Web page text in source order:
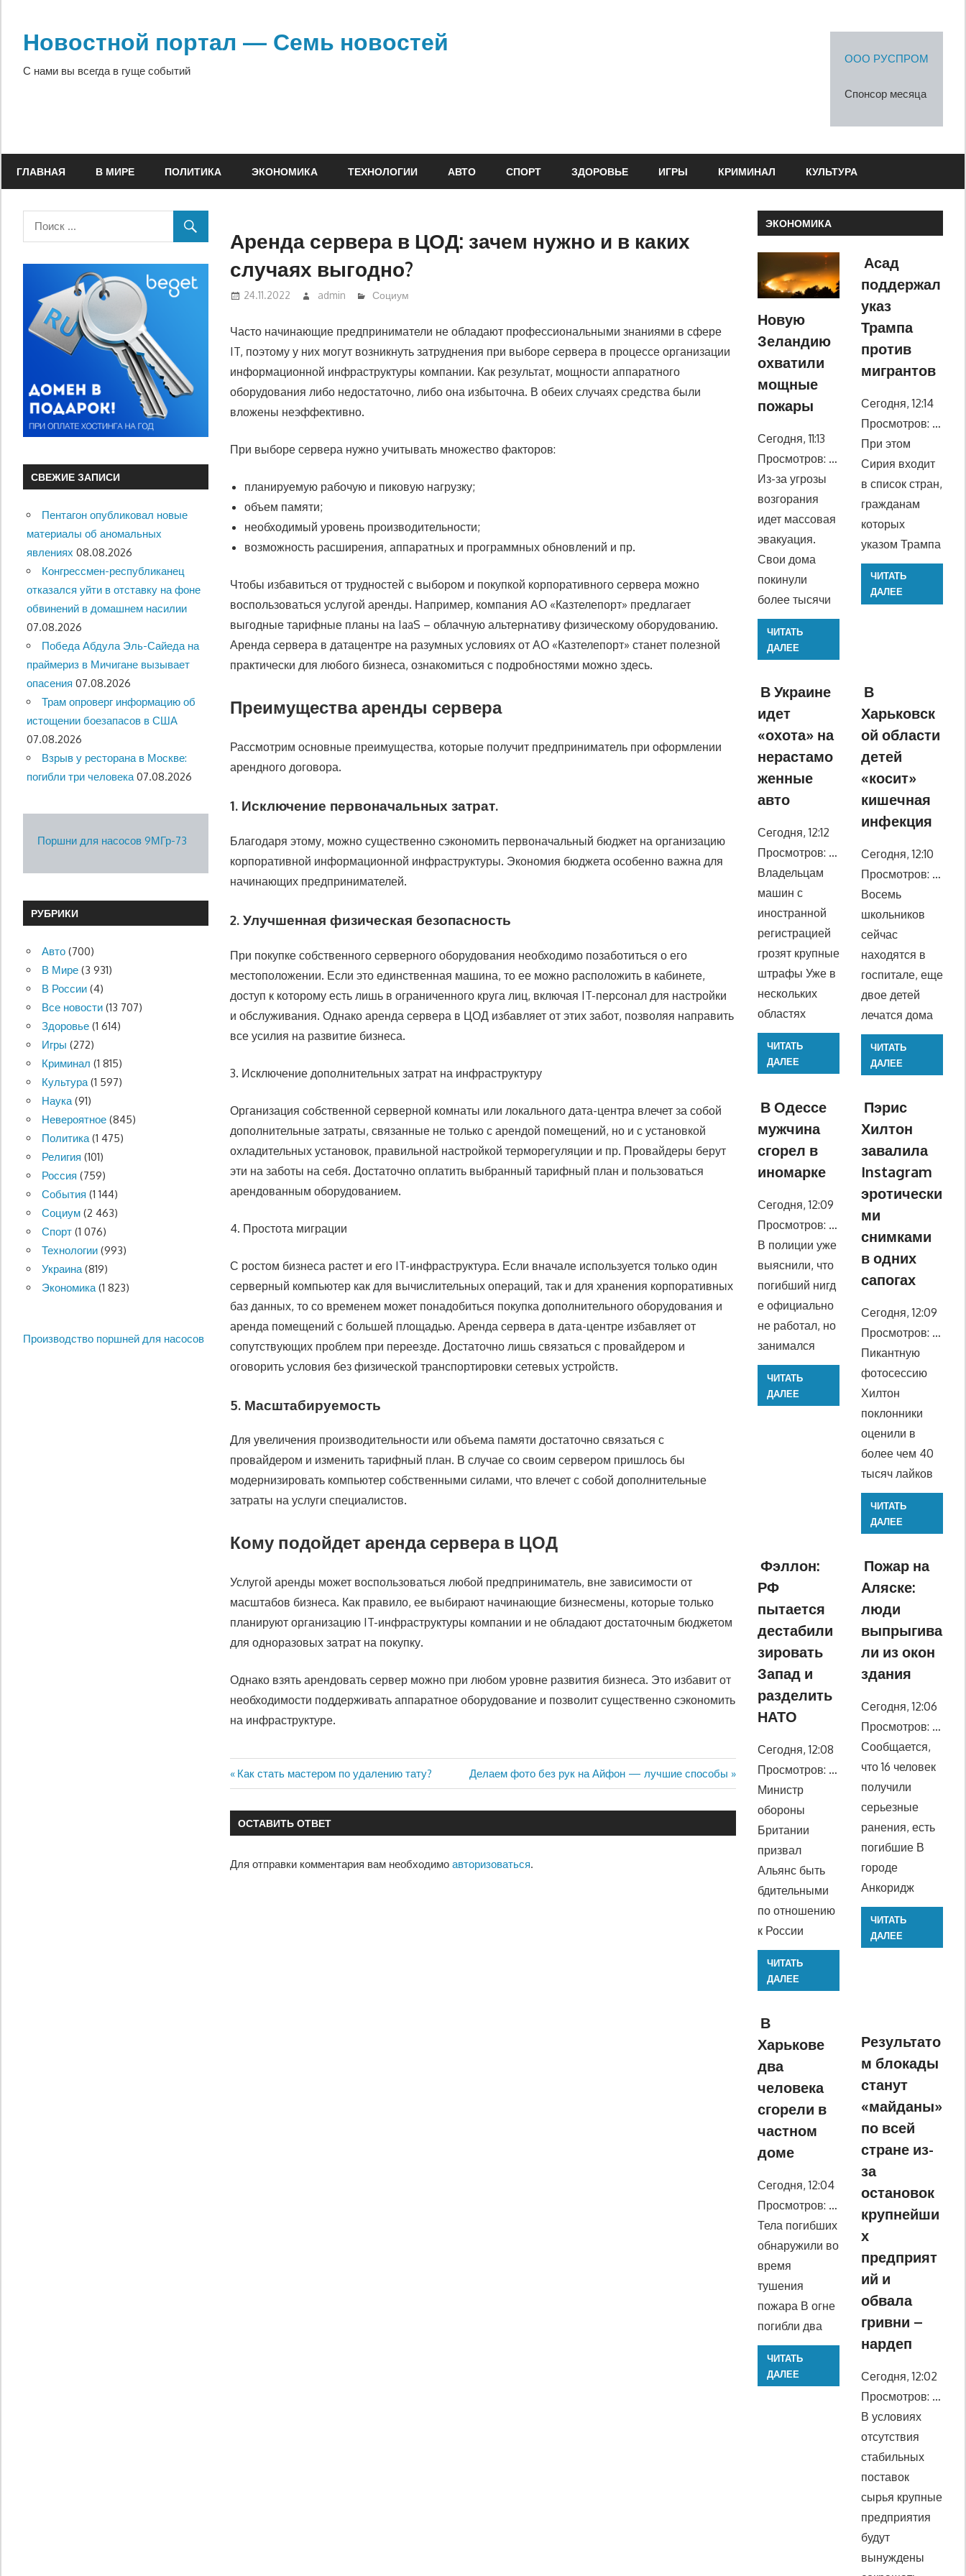
содержимому
Новостной портал — Семь новостей
С нами вы всегда в гуще событий
ООО РУСПРОМ
Спонсор месяца
ГЛАВНАЯ В МИРЕ ПОЛИТИКА ЭКОНОМИКА ТЕХНОЛОГИИ АВТО СПОРТ ЗДОРОВЬЕ ИГРЫ КРИМИНАЛ КУЛЬТУРА
Аренда сервера в ЦОД: зачем нужно и в каких
случаях выгодно?
24.11.2022 admin Социум
Часто начинающие предприниматели не обладают профессиональными знаниями в сфере
IT, поэтому у них могут возникнуть затруднения при выборе сервера в процессе организации
информационной инфраструктуры компании. Как результат, мощности аппаратного
оборудования либо недостаточно, либо она избыточна. В обеих случаях средства были
вложены неэффективно.
При выборе сервера нужно учитывать множество факторов:
планируемую рабочую и пиковую нагрузку;
объем памяти;
необходимый уровень производительности;
возможность расширения, аппаратных и программных обновлений и пр.
Чтобы избавиться от трудностей с выбором и покупкой корпоративного сервера можно
воспользоваться услугой аренды. Например, компания АО «Казтелепорт» предлагает
выгодные тарифные планы на IaaS – облачную альтернативу физическому оборудованию.
Аренда сервера в датацентре на разумных условиях от АО «Казтелепорт» станет полезной
практически для любого бизнеса, ознакомиться с подробностями можно здесь.
Преимущества аренды сервера
Рассмотрим основные преимущества, которые получит предприниматель при оформлении
арендного договора.
1. Исключение первоначальных затрат.
Благодаря этому, можно существенно сэкономить первоначальный бюджет на организацию
корпоративной информационной инфраструктуры. Экономия бюджета особенно важна для
начинающих предпринимателей.
2. Улучшенная физическая безопасность
При покупке собственного серверного оборудования необходимо позаботиться о его
местоположении. Если это единственная машина, то ее можно расположить в кабинете,
доступ к которому есть лишь в ограниченного круга лиц, включая IT-персонал для настройки
и обслуживания. Однако аренда сервера в ЦОД избавляет от этих забот, позволяя направить
все усилия на развитие бизнеса.
3. Исключение дополнительных затрат на инфраструктуру
Организация собственной серверной комнаты или локального дата-центра влечет за собой
дополнительные затраты, связанные не только с арендой помещений, но и с установкой
охладительных установок, правильной настройкой терморегуляции и пр. Провайдеры берут
эти на заботы на себя. Достаточно оплатить выбранный тарифный план и пользоваться
арендованным оборудованием.
4. Простота миграции
С ростом бизнеса растет и его IT-инфраструктура. Если вначале используется только один
серверный компьютер как для вычислительных операций, так и для хранения корпоративных
баз данных, то со временем может понадобиться покупка дополнительного оборудования и
аренда помещений с большей площадью. Аренда сервера в дата-центре избавляет от
сопутствующих проблем при переезде. Достаточно лишь связаться с провайдером и
оговорить условия без физической транспортировки сетевых устройств.
5. Масштабируемость
Для увеличения производительности или объема памяти достаточно связаться с
провайдером и изменить тарифный план. В случае со своим сервером пришлось бы
модернизировать компьютер собственными силами, что влечет с собой дополнительные
затраты на услуги специалистов.
Кому подойдет аренда сервера в ЦОД
Услугой аренды может воспользоваться любой предприниматель, вне зависимости от
масштабов бизнеса. Как правило, ее выбирают начинающие бизнесмены, которые только
планируют организацию IT-инфраструктуры компании и не обладают достаточным бюджетом
для одноразовых затрат на покупку.
Однако взять арендовать сервер можно при любом уровне развития бизнеса. Это избавит от
необходимости поддерживать аппаратное оборудование и позволит существенно сэкономить
на инфраструктуре.
Навигация
по
записям
Предыдущая
запись:
Как стать мастером по удалению тату?
Следующая
запись:
Делаем фото без рук на Айфон — лучшие способы
ОСТАВИТЬ ОТВЕТ
Для отправки комментария вам необходимоавторизоваться.
СВЕЖИЕ ЗАПИСИ
Пентагон опубликовал новые
материалы об аномальных
явлениях 08.08.2026
Конгрессмен-республиканец
отказался уйти в отставку на фоне
обвинений в домашнем насилии
07.08.2026
Победа Абдула Эль-Сайеда на
праймериз в Мичигане вызывает
опасения 07.08.2026
Трам опроверг информацию об
истощении боезапасов в США
07.08.2026
Взрыв у ресторана в Москве:
погибли три человека 07.08.2026
Поршни для насосов 9МГр-73
РУБРИКИ
Авто(700)
В Мире(3 931)
В России(4)
Все новости(13 707)
Здоровье(1 614)
Игры (272)
Криминал (1 815)
Культура(1 597)
Наука(91)
Невероятное(845)
Политика(1 475)
Религия (101)
Россия (759)
События (1 144)
Социум(2 463)
Спорт(1 076)
Технологии(993)
Украина(819)
Экономика(1 823)
Производство поршней для насосов
ЭКОНОМИКА
Новую
Зеландию
охватили
мощные
пожары
Сегодня, 11:13
Просмотров: …
Из-за угрозы
возгорания
идет массовая
эвакуация.
Свои дома
покинули
более тысячи
ЧИТАТЬ
ДАЛЕЕ
Асад
поддержал
указ
Трампа
против
мигрантов
Сегодня, 12:14
Просмотров: …
При этом
Сирия входит
в список стран,
гражданам
которых
указом Трампа
ЧИТАТЬ
ДАЛЕЕ
В Украине
идет
«охота» на
нерастамо
женные
авто
Сегодня, 12:12
Просмотров: …
Владельцам
машин с
иностранной
регистрацией
грозят крупные
штрафы Уже в
нескольких
областях
ЧИТАТЬ
ДАЛЕЕ
В
Харьковск
ой области
детей
«косит»
кишечная
инфекция
Сегодня, 12:10
Просмотров: …
Восемь
школьников
сейчас
находятся в
госпитале, еще
двое детей
лечатся дома
ЧИТАТЬ
ДАЛЕЕ
В Одессе
мужчина
сгорел в
иномарке
Сегодня, 12:09
Просмотров: …
В полиции уже
выяснили, что
погибший нигд
е официально
не работал, но
занимался
ЧИТАТЬ
ДАЛЕЕ
Пэрис
Хилтон
завалила
Instagram
эротически
ми
снимками
в одних
сапогах
Сегодня, 12:09
Просмотров: …
Пикантную
фотосессию
Хилтон
поклонники
оценили в
более чем 40
тысяч лайков
ЧИТАТЬ
ДАЛЕЕ
Фэллон:
РФ
пытается
дестабили
зировать
Запад и
разделить
НАТО
Сегодня, 12:08
Просмотров: …
Министр
обороны
Британии
призвал
Альянс быть
бдительными
по отношению
к России
ЧИТАТЬ
ДАЛЕЕ
Пожар на
Аляске:
люди
выпрыгива
ли из окон
здания
Сегодня, 12:06
Просмотров: …
Сообщается,
что 16 человек
получили
серьезные
ранения, есть
погибшие В
городе
Анкоридж
ЧИТАТЬ
ДАЛЕЕ
В
Харькове
два
человека
сгорели в
частном
доме
Сегодня, 12:04
Просмотров: …
Тела погибших
обнаружили во
время
тушения
пожара В огне
погибли два
ЧИТАТЬ
ДАЛЕЕ
Результато
м блокады
станут
«майданы»
по всей
стране из-
за
остановок
крупнейши
х
предприят
ий и
обвала
гривни –
нардеп
Сегодня, 12:02
Просмотров: …
В условиях
отсутствия
стабильных
поставок
сырья крупные
предприятия
будут
вынуждены